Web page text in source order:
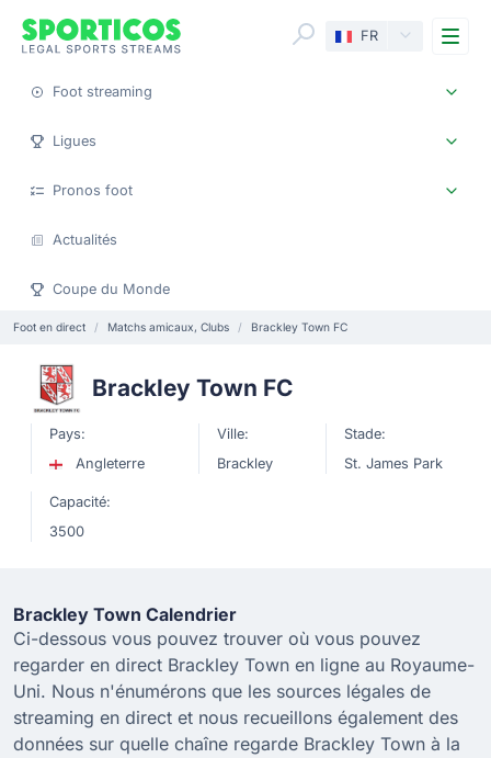
FR
Foot streaming
Ligues
Pronos foot
Actualités
Coupe du Monde
Foot en direct Matchs amicaux, Clubs Brackley Town FC
Brackley Town FC
Pays:
Angleterre
Ville:
Brackley
Stade:
St. James Park
Capacité:
3500
Brackley Town Calendrier
Ci-dessous vous pouvez trouver où vous pouvez
regarder en direct Brackley Town en ligne au Royaume-
Uni. Nous n'énumérons que les sources légales de
streaming en direct et nous recueillons également des
données sur quelle chaîne regarde Brackley Town à la